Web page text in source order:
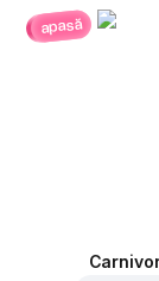
apasă